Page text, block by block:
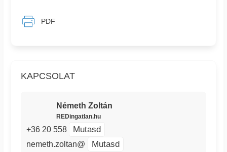
KAPCSOLAT
Németh Zoltán
REDingatlan.hu
+36 20 558 Mutasd
nemeth.zoltan@ Mutasd
PDF